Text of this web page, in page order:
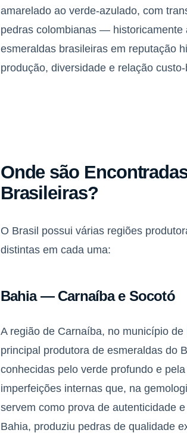
amarelado ao verde-azulado, com
pedras colombianas — historicamente
esmeraldas brasileiras em reputação
produção, diversidade e relação
Onde são
Brasileiras?
O Brasil possui várias regiões
distintas em cada uma:
Bahia — Carnaíba e Socotó
A região de Carnaíba, no município
principal produtora de esmeraldas do
conhecidas pelo verde profundo e
imperfeições internas que, na
servem como prova de autenticidade
Bahia, produziu pedras de qualidade